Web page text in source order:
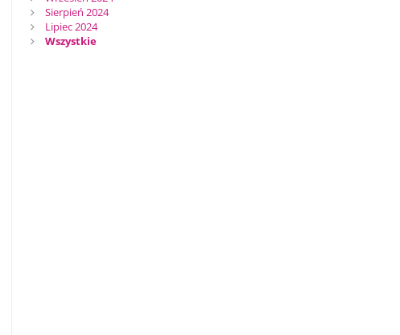
Sierpień 2024
Lipiec 2024
Wszystkie